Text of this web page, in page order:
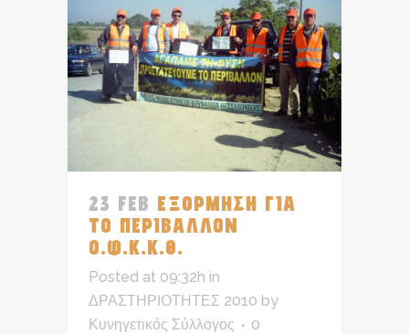
23 FEB ΕΞΟΡΜΗΣΗ ΓΙΑ
ΤΟ ΠΕΡΙΒΑΛΛΟΝ
Ο.Φ.Κ.Κ.Θ.
Posted at 09:32h in
ΔΡΑΣΤΗΡΙΟΤΗΤΕΣ 2010 by
Κυνηγετικός Σύλλογος
0